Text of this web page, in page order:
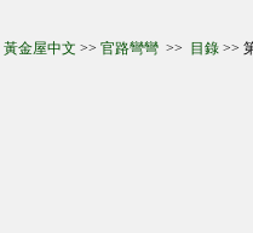
黃金屋中文 >> 官路彎彎 >> 目錄 >>